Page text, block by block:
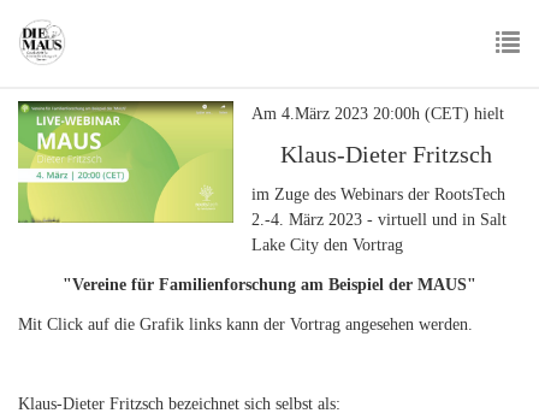
main
Am 4.März 2023 20:00h (CET) hielt
Klaus-Dieter Fritzsch
im Zuge des Webinars der RootsTech
2.-4. März 2023 - virtuell und in Salt
Lake City den Vortrag
"Vereine für Familienforschung am Beispiel der MAUS"
Mit Click auf die Grafik links kann der Vortrag angesehen werden.
Klaus-Dieter Fritzsch bezeichnet sich selbst als: